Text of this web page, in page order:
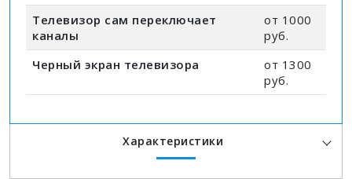
Телевизор сам переключает
каналы
от 1000
руб.
Черный экран телевизора
от 1300
руб.
Характеристики